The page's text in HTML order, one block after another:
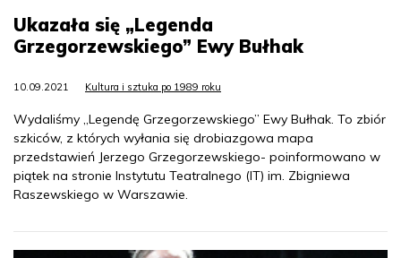
Ukazała się „Legenda
Grzegorzewskiego” Ewy Bułhak
10.09.2021 Kultura i sztuka po 1989 roku
Wydaliśmy „Legendę Grzegorzewskiego” Ewy Bułhak. To zbiór
szkiców, z których wyłania się drobiazgowa mapa
przedstawień Jerzego Grzegorzewskiego- poinformowano w
piątek na stronie Instytutu Teatralnego (IT) im. Zbigniewa
Raszewskiego w Warszawie.